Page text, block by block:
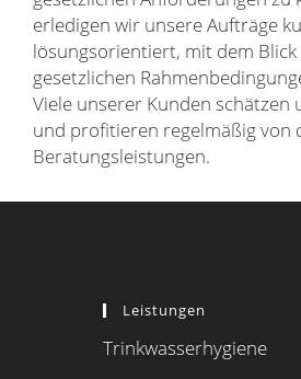
erledigen wir unsere Aufträge
lösungsorientiert, mit dem Blick
gesetzlichen
Viele unserer Kunden schätzen
und profitieren regelmäßig von
Beratungsleistungen.
Leistungen
Trinkwasserhygiene